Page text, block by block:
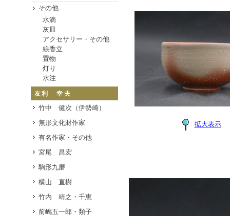
その他
水滴
灰皿
アクセサリー・その他
線香立
置物
灯り
水注
友利 幸夫
竹中 健次（伊勢崎）
無形文化財作家
有名作家・その他
宮尾 昌宏
駒形九磨
横山 直樹
竹内 靖之・千恵
前嶋五一郎・類子
拡大表示